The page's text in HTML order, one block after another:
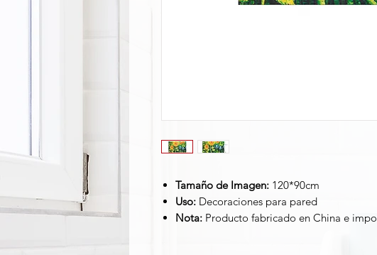
Tamaño de Imagen: 120*90cm
Uso: Decoraciones para pared
Nota: Producto fabricado en China e